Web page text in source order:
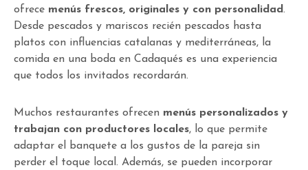
ofrece menús frescos, originales y con personalidad.
Desde pescados y mariscos recién pescados hasta
platos con influencias catalanas y mediterráneas, la
comida en una boda en Cadaqués es una experiencia
que todos los invitados recordarán.
Muchos restaurantes ofrecen menús personalizados y
trabajan con productores locales, lo que permite
adaptar el banquete a los gustos de la pareja sin
perder el toque local. Además, se pueden incorporar